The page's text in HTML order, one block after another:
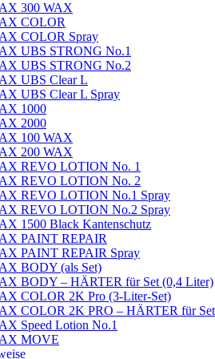
300 WAX
COLOR
COLOR Spray
UBS STRONG No.1
UBS STRONG No.2
UBS Clear L
UBS Clear L Spray
1000
2000
100 WAX
200 WAX
REVO LOTION No. 1
REVO LOTION No. 2
REVO LOTION No.1 Spray
REVO LOTION No.2 Spray
1500 Black Kantenschutz
PAINT REPAIR
PAINT REPAIR Spray
BODY (als Set)
BODY – HÄRTER für Set (0,4 Liter)
COLOR 2K Pro (3-Liter-Set)
COLOR 2K PRO – HÄRTER für
Speed Lotion No.1
MOVE